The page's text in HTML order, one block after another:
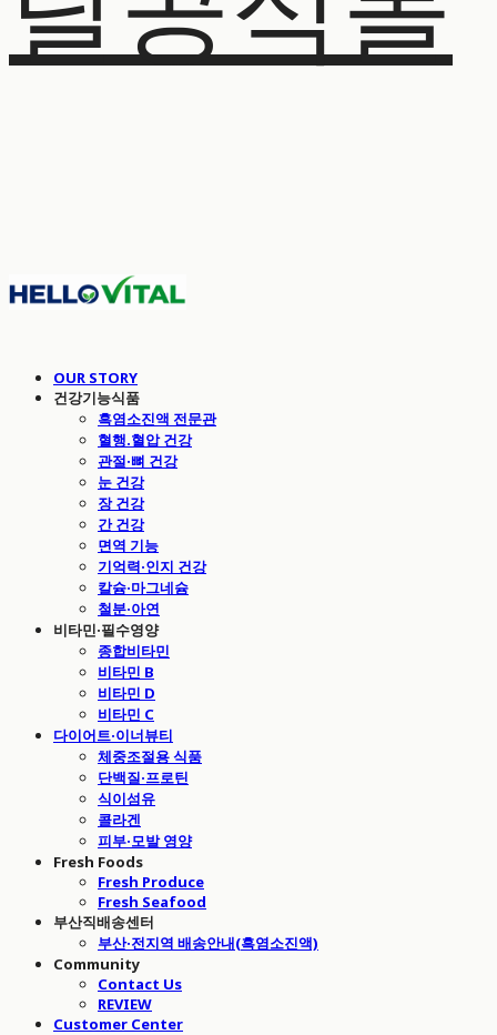
OUR STORY
건강기능식품
흑염소진액 전문관
혈행.혈압 건강
관절·뼈 건강
눈 건강
장 건강
간 건강
면역 기능
기억력·인지 건강
칼슘·마그네슘
철분·아연
비타민·필수영양
종합비타민
비타민 B
비타민 D
비타민 C
다이어트·이너뷰티
체중조절용 식품
단백질·프로틴
식이섬유
콜라겐
피부·모발 영양
Fresh Foods
Fresh Produce
Fresh Seafood
부산직배송센터
부산·전지역 배송안내(흑염소진액)
Community
Contact Us
REVIEW
Customer Center